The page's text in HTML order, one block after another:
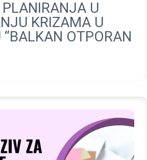
PLANIRANJA U
KRIZAMA U
“BALKAN OTPORAN